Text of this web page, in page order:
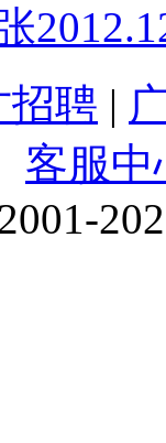
招聘 |
客服中